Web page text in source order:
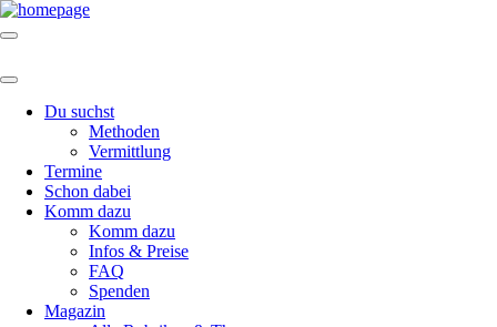
Du suchst
Methoden
Vermittlung
Termine
Schon dabei
Komm dazu
Komm dazu
Infos & Preise
FAQ
Spenden
Magazin